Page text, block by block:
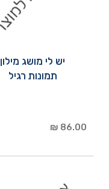
יש לי מושג מילון
תמונות רגיל
86.00 ₪